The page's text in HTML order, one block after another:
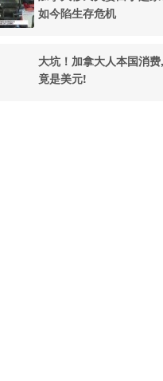
如今陷生存危机
大坑！加拿大人本国消
竟是美元!